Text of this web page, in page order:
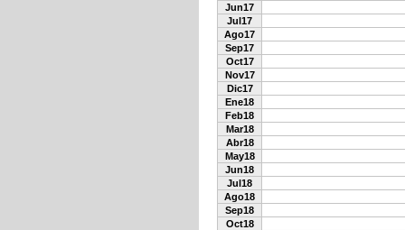
Jun17
Jul17
Ago17
Sep17
Oct17
Nov17
Dic17
Ene18
Feb18
Mar18
Abr18
May18
Jun18
Jul18
Ago18
Sep18
Oct18